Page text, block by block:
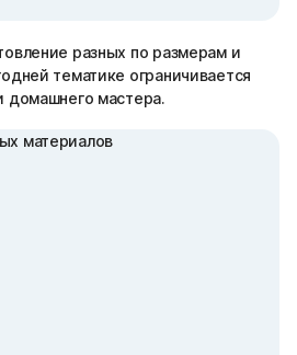
разных по размерам и
тематике ограничивается
домашнего мастера.